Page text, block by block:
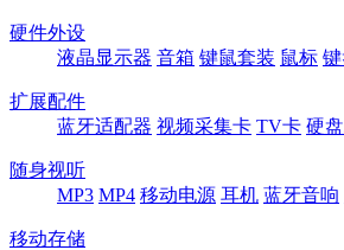
硬件外设
液晶显示器 音箱 键鼠套装 鼠标
扩展配件
蓝牙适配器 视频采集卡 TV卡 硬
随身视听
MP3 MP4 移动电源 耳机 蓝牙音响
移动存储